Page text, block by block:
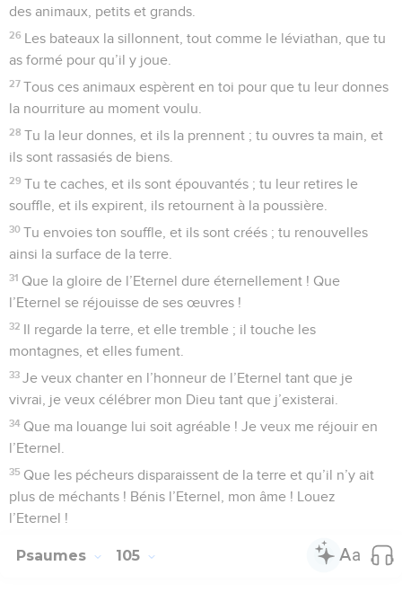
des animaux, petits et grands.
26 Les bateaux la sillonnent, tout comme le léviathan, que tu
as formé pour qu’il y joue.
27 Tous ces animaux espèrent en toi pour que tu leur donnes
la nourriture au moment voulu.
28 Tu la leur donnes, et ils la prennent ; tu ouvres ta main, et
ils sont rassasiés de biens.
29 Tu te caches, et ils sont épouvantés ; tu leur retires le
souffle, et ils expirent, ils retournent à la poussière.
30 Tu envoies ton souffle, et ils sont créés ; tu renouvelles
ainsi la surface de la terre.
31 Que la gloire de l’Eternel dure éternellement ! Que
l’Eternel se réjouisse de ses œuvres !
32 Il regarde la terre, et elle tremble ; il touche les
montagnes, et elles fument.
33 Je veux chanter en l’honneur de l’Eternel tant que je
vivrai, je veux célébrer mon Dieu tant que j’existerai.
34 Que ma louange lui soit agréable ! Je veux me réjouir en
l’Eternel.
35 Que les pécheurs disparaissent de la terre et qu’il n’y ait
plus de méchants ! Bénis l’Eternel, mon âme ! Louez
l’Eternel !
Psaumes 105